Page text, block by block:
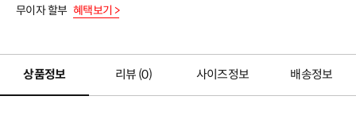
무이자 할부 혜택보기 >
상품정보 리뷰 (0) 사이즈정보 배송정보